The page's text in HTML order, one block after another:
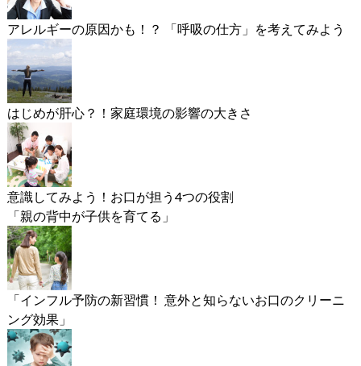
アレルギーの原因かも！？ 「呼吸の仕方」を考えてみよう
はじめが肝心？！家庭環境の影響の大きさ
意識してみよう！お口が担う4つの役割
「親の背中が子供を育てる」
「インフル予防の新習慣！ 意外と知らないお口のクリーニ
ング効果」